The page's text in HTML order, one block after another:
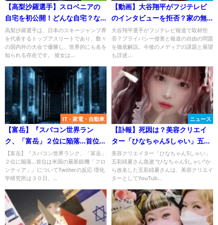
【高梨沙羅選手】スロベニアの
自宅を初公開！どんな自宅？な
んでスロベニアに？
高梨沙羅選手は、日本のスキージャンプ界
を代表するトップアスリートであり、数々
の国内外の大会で優勝し、世界的にも名を
知られる存在です。 彼女は...
【動画】大谷翔平がフジテレビ
のインタビューを拒否？家の無
断取材が原因か？
大谷翔平選手がフジテレビ報道で取材拒
否？プライバシー侵害と報道の自由の問題
を徹底解説。今後のメディアの課題と展望
も詳述...
IT・家電・自動車
【富岳】『スパコン世界ラン
ク、「富岳」２位に陥落…首位は
米国の最新鋭機「フロンティ
ア」』についてTwitterの反応
【富岳】『スパコン世界ランク、「富岳」
２位に陥落…首位は米国の最新鋭機「フロ
ンティア」』についてTwitterの反応 理化
学研究所は３０日、...
ニュース
【訃報】死因は？美容クリエイ
ター「ひなちゃん5しゃい」五彩
緋夏さん急逝！#ごしゃいちゃん
美容クリエイター「ひなちゃん5しゃい」
五彩緋夏さん急逝 “ひなちゃん5しゃい”か
ら改名した五彩緋夏さんは、美容クリエイ
ターとしてYouTub...